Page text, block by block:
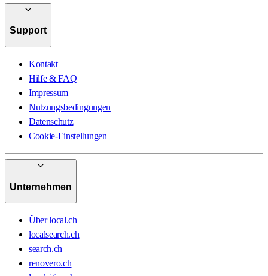
Support
Kontakt
Hilfe & FAQ
Impressum
Nutzungsbedingungen
Datenschutz
Cookie-Einstellungen
Unternehmen
Über local.ch
localsearch.ch
search.ch
renovero.ch